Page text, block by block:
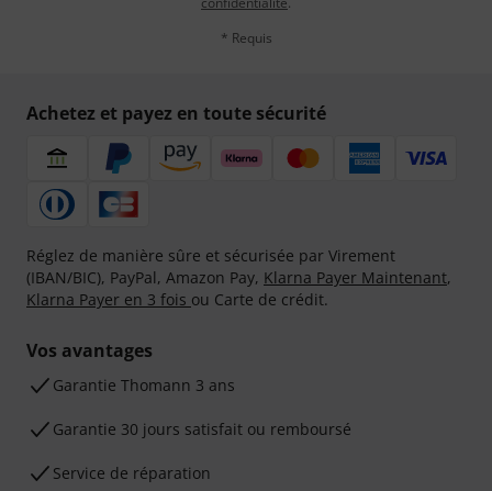
* Requis
Achetez et payez en toute sécurité
Réglez de manière sûre et sécurisée par Virement
(IBAN/BIC), PayPal, Amazon Pay, Klarna Payer Maintenant,
Klarna Payer en 3 fois ou Carte de crédit.
Vos avantages
Ga­ran­tie Thomann 3 ans
Garantie 30 jours satisfait ou remboursé
Service de réparation